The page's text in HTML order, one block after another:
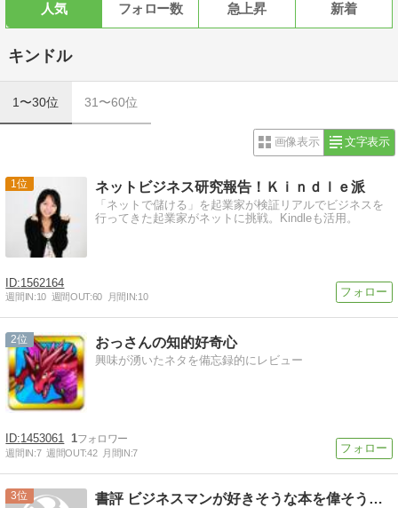
人気 フォロー数 急上昇 新着
キンドル
1〜30位 31〜60位
画像表示 文字表示
1 ネットビジネス研究報告！Ｋｉｎｄｌｅ派
「ネットで儲ける」を起業家が検証リアルでビジネスを
行ってきた起業家がネットに挑戦。Kindleも活用。
1562164
週間IN:10 週間OUT:60 月間IN:10
2 おっさんの知的好奇心
興味が湧いたネタを備忘録的にレビュー
1453061 1
週間IN:7 週間OUT:42 月間IN:7
3 書評 ビジネスマンが好きそうな本を偉そうに語る…